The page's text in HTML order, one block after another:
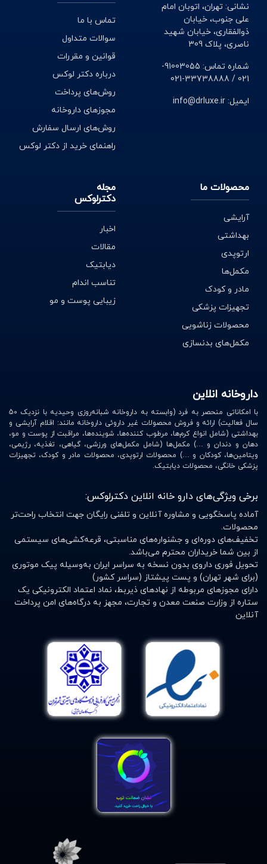
نشانی: تهران، اتوبان امام
علی جنوب، خیابان
ذوالفقاری، خیابان شهید
ناصری، پلاک 309
شماره تماس: 91003055-
021 / 33738888-021
ایمیل: info@drluxe.ir
تماس با ما
سوالات متداول
قوانین و مقررات
درباره دکتر لوکس
روش‌های پرداخت
مجوزهای داروخانه
روش‌های ارسال سفارش
راهنمای خرید از دکتر لوکس
محصولات ما
آرایشی
بهداشتی
ارتوپدی
مکمل‌ها
مادر و کودک
تجهیزات پزشکی
محصولات زناشویی
مکمل‌های بدنسازی
مجله
دکترلوکس
اخبار
مقالات
دیابتیک
تناسب اندام
زیبایی پوست و مو
داروخانه انلاین
با امکاناتی منحصر به فرد (وابسته به داروخانه شبانه‌روزی وحیدیه با نزدیک 50
سال فعالیت) ارائه و فروش محصولات غیر داروئی داروخانه مانند: اقلام آرایشی و
بهداشتی (شامل انواع کرم‌ها، مرطوب کننده‌ها، شوینده‌ها، مراقبت از پوست و مو،
دهان و دندان و …) مکمل‌ها (شامل مکمل‌های ورزشی، گیاهی، تغذیه، رژیمی،
ویتامین‌ها، کودکان و …) محصولات ارتوپدی، محصولات مادر و کودک، تجهیزات
پزشکی خانگی، محصولات دیابتیک.
برخی ویژگی‌های دارو خانه انلاین دکترلوکس:
آماده پاسخگویی و مشاوره آنلاین و تلفنی رایگان جهت انتخاب راحت‌تر
محصولات.
تخفیف‌های دوره‌ای و جشنواره‌های مناسبتی، قرعه‌کشی‌های سیستمی
از بین شما خریداران محترم می‌باشد.
تحویل فوری داروی بدون نسخه به سراسر ایران به‌وسیله پیک موتوری
(برای شهر تهران) و پست پیشتاز (سراسر کشور)
دارای مجوزهای مربوطه از نهادهای ذیربط، نماد اعتماد الکترونیکی یک
ستاره از وزارت صنعت معدن و تجارت، مجهز به درگاه‌های امن پرداخت
آنلاین